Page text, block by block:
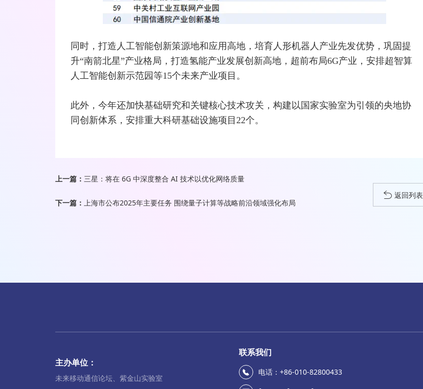
同时，打造人工智能创新策源地和应用高地，培育人形机器人产业先发优势，巩固提
升“南箭北星”产业格局，打造氢能产业发展创新高地，超前布局6G产业，安排超智算
人工智能创新示范园等15个未来产业项目。
此外，今年还加快基础研究和关键核心技术攻关，构建以国家实验室为引领的央地协
同创新体系，安排重大科研基础设施项目22个。
上一篇： 三星：将在 6G 中深度整合 AI 技术以优化网络质量
下一篇： 上海市公布2025年主要任务 围绕量子计算等战略前沿领域强化布局
返回列表
主办单位：
未来移动通信论坛、紫金山实验室
联系我们
电话：+86-010-82800433